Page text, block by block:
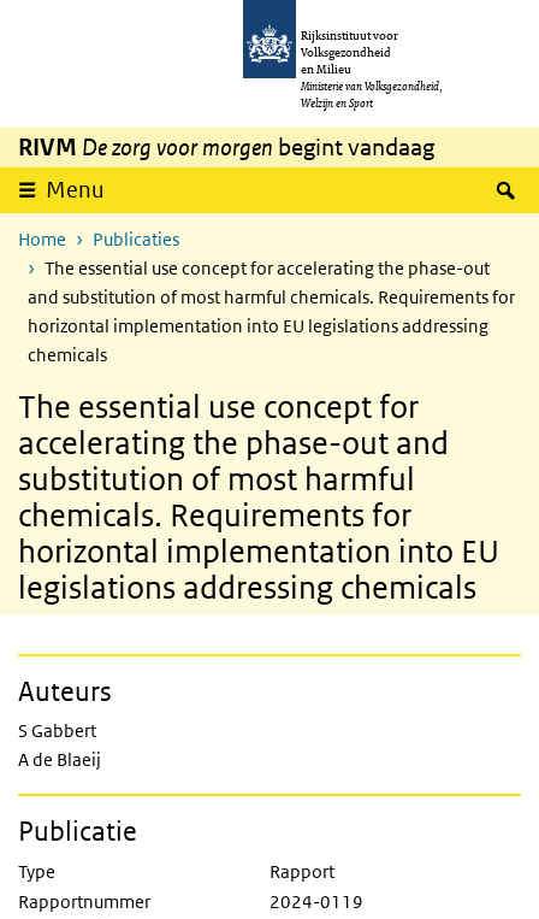
Overslaan en naar de inhoud gaan
Rijksinstituut voor
Volksgezondheid
en Milieu
Ministerie van Volksgezondheid,
Welzijn en Sport
RIVM De zorg voor morgen begint vandaag
Menu
Home
Publicaties
The essential use concept for accelerating the phase-out
and substitution of most harmful chemicals. Requirements for
horizontal implementation into EU legislations addressing
chemicals
The essential use concept for
accelerating the phase-out and
substitution of most harmful
chemicals. Requirements for
horizontal implementation into EU
legislations addressing chemicals
Auteurs
S Gabbert
A de Blaeij
Publicatie
Type
Rapport
Rapportnummer
2024-0119